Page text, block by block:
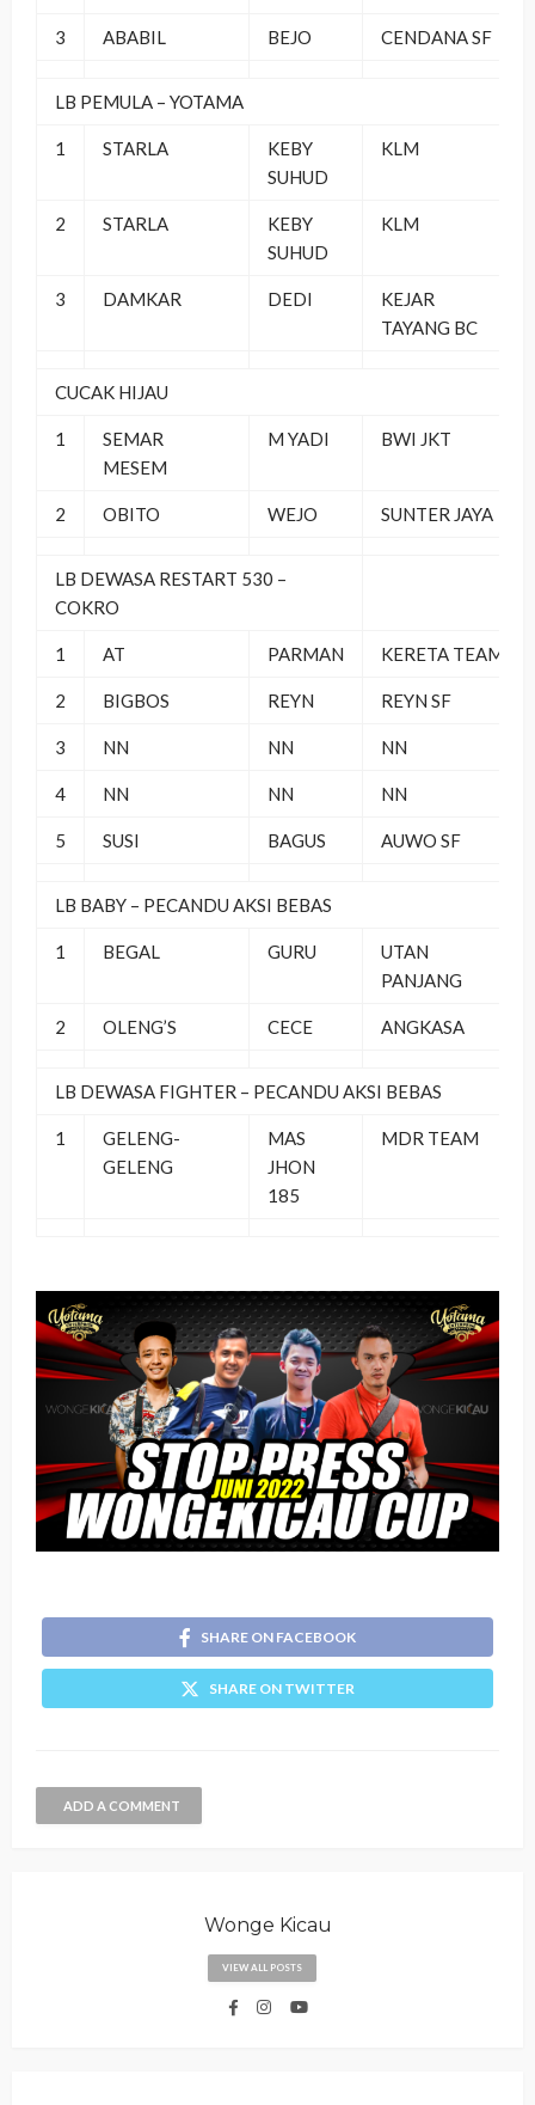
3 ABABIL BEJO CENDANA SF
LB PEMULA – YOTAMA
1 STARLA
KEBY
SUHUD
KLM
2 STARLA
KEBY
SUHUD
KLM
3 DAMKAR DEDI
KEJAR
TAYANG BC
CUCAK HIJAU
1
SEMAR
MESEM
M YADI BWI JKT
2 OBITO WEJO SUNTER JAYA
LB DEWASA RESTART 530 –
COKRO
1 AT PARMAN KERETA TEAM
2 BIGBOS REYN REYN SF
3 NN NN NN
4 NN NN NN
5 SUSI BAGUS AUWO SF
LB BABY – PECANDU AKSI BEBAS
1 BEGAL GURU
UTAN
PANJANG
2 OLENG’S CECE ANGKASA
LB DEWASA FIGHTER – PECANDU AKSI BEBAS
1
GELENG-
GELENG
MAS
JHON
185
MDR TEAM
SHARE ON FACEBOOK
SHARE ON TWITTER
ADD A COMMENT
Wonge Kicau
VIEW ALL POSTS